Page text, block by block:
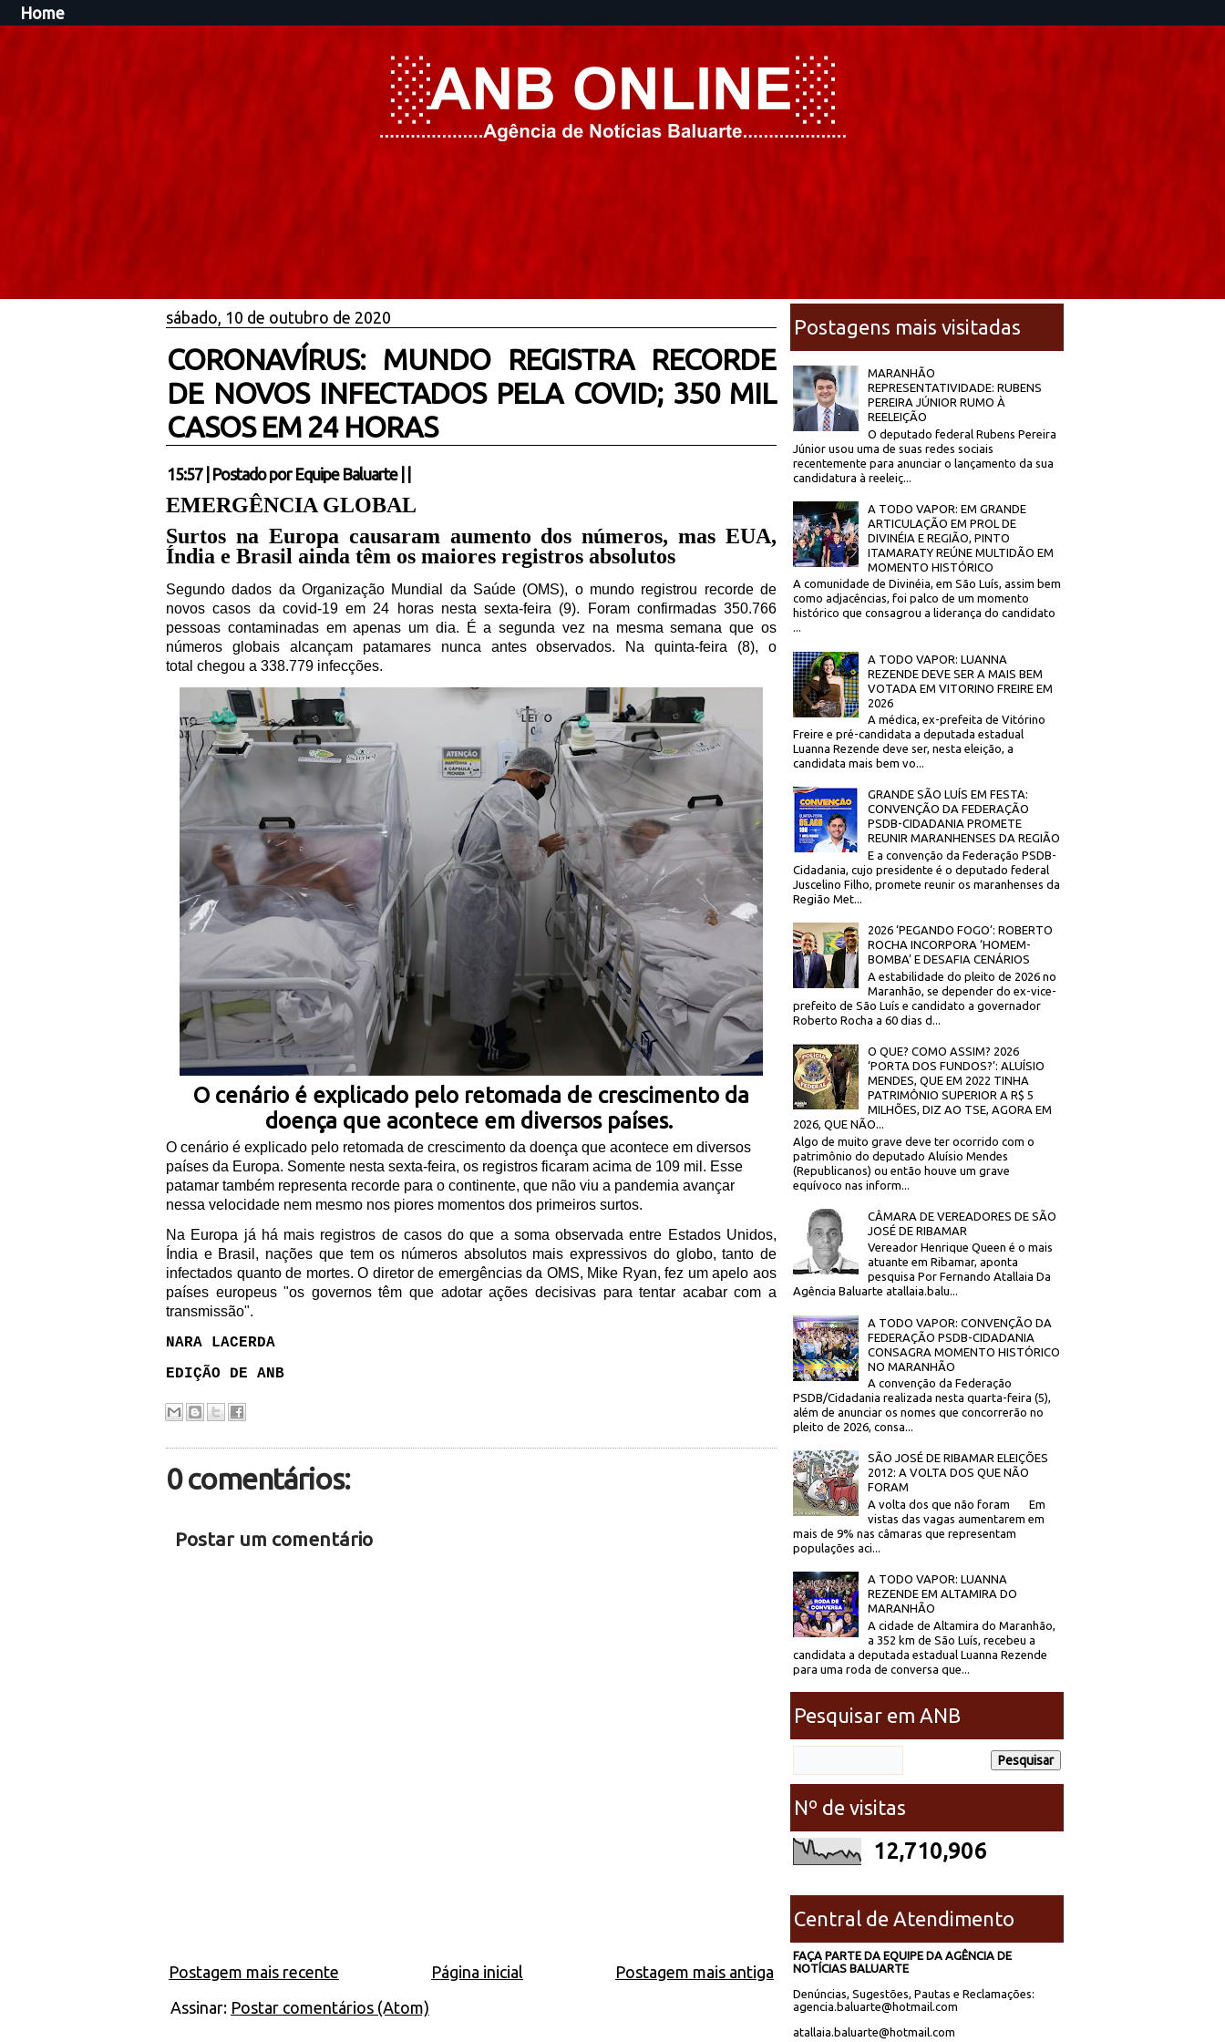
Home
sábado, 10 de outubro de 2020
CORONAVÍRUS: MUNDO REGISTRA RECORDE
DE NOVOS INFECTADOS PELA COVID; 350 MIL
CASOS EM 24 HORAS
15:57| Postado por Equipe Baluarte
EMERGÊNCIA GLOBAL
Surtos na Europa causaram aumento dos números, mas EUA,
Índia e Brasil ainda têm os maiores registros absolutos
Segundo dados da Organização Mundial da Saúde (OMS), o mundo registrou recorde de
novos casos da covid-19 em 24 horas nesta sexta-feira (9). Foram confirmadas 350.766
pessoas contaminadas em apenas um dia. É a segunda vez na mesma semana que os
números globais alcançam patamares nunca antes observados. Na quinta-feira (8), o
total chegou a 338.779 infecções.
O cenário é explicado pelo retomada de crescimento da
doença que acontece em diversos países.
O cenário é explicado pelo retomada de crescimento da doença que acontece em diversos
países da Europa. Somente nesta sexta-feira, os registros ficaram acima de 109 mil. Esse
patamar também representa recorde para o continente, que não viu a pandemia avançar
nessa velocidade nem mesmo nos piores momentos dos primeiros surtos.
Na Europa já há mais registros de casos do que a soma observada entre Estados Unidos,
Índia e Brasil, nações que tem os números absolutos mais expressivos do globo, tanto de
infectados quanto de mortes. O diretor de emergências da OMS, Mike Ryan, fez um apelo aos
países europeus "os governos têm que adotar ações decisivas para tentar acabar com a
transmissão".
NARA LACERDA
EDIÇÃO DE ANB
0 comentários:
Postar um comentário
Postagem mais recente Postagem mais antiga
Página inicial
Assinar: Postar comentários (Atom)
Postagens mais visitadas
MARANHÃO
REPRESENTATIVIDADE: RUBENS
PEREIRA JÚNIOR RUMO À
REELEIÇÃO
O deputado federal Rubens Pereira
Júnior usou uma de suas redes sociais
recentemente para anunciar o lançamento da sua
candidatura à reeleiç...
A TODO VAPOR: EM GRANDE
ARTICULAÇÃO EM PROL DE
DIVINÉIA E REGIÃO, PINTO
ITAMARATY REÚNE MULTIDÃO EM
MOMENTO HISTÓRICO
A comunidade de Divinéia, em São Luís, assim bem
como adjacências, foi palco de um momento
histórico que consagrou a liderança do candidato
...
A TODO VAPOR: LUANNA
REZENDE DEVE SER A MAIS BEM
VOTADA EM VITORINO FREIRE EM
2026
A médica, ex-prefeita de Vitórino
Freire e pré-candidata a deputada estadual
Luanna Rezende deve ser, nesta eleição, a
candidata mais bem vo...
GRANDE SÃO LUÍS EM FESTA:
CONVENÇÃO DA FEDERAÇÃO
PSDB-CIDADANIA PROMETE
REUNIR MARANHENSES DA REGIÃO
E a convenção da Federação PSDB-
Cidadania, cujo presidente é o deputado federal
Juscelino Filho, promete reunir os maranhenses da
Região Met...
2026 ‘PEGANDO FOGO’: ROBERTO
ROCHA INCORPORA ‘HOMEM-
BOMBA’ E DESAFIA CENÁRIOS
A estabilidade do pleito de 2026 no
Maranhão, se depender do ex-vice-
prefeito de São Luís e candidato a governador
Roberto Rocha a 60 dias d...
O QUE? COMO ASSIM? 2026
‘PORTA DOS FUNDOS?’: ALUÍSIO
MENDES, QUE EM 2022 TINHA
PATRIMÔNIO SUPERIOR A R$ 5
MILHÕES, DIZ AO TSE, AGORA EM
2026, QUE NÃO...
Algo de muito grave deve ter ocorrido com o
patrimônio do deputado Aluísio Mendes
(Republicanos) ou então houve um grave
equívoco nas inform...
CÂMARA DE VEREADORES DE SÃO
JOSÉ DE RIBAMAR
Vereador Henrique Queen é o mais
atuante em Ribamar, aponta
pesquisa Por Fernando Atallaia Da
Agência Baluarte atallaia.balu...
A TODO VAPOR: CONVENÇÃO DA
FEDERAÇÃO PSDB-CIDADANIA
CONSAGRA MOMENTO HISTÓRICO
NO MARANHÃO
A convenção da Federação
PSDB/Cidadania realizada nesta quarta-feira (5),
além de anunciar os nomes que concorrerão no
pleito de 2026, consa...
SÃO JOSÉ DE RIBAMAR ELEIÇÕES
2012: A VOLTA DOS QUE NÃO
FORAM
A volta dos que não foram Em
vistas das vagas aumentarem em
mais de 9% nas câmaras que representam
populações aci...
A TODO VAPOR: LUANNA
REZENDE EM ALTAMIRA DO
MARANHÃO
A cidade de Altamira do Maranhão,
a 352 km de São Luís, recebeu a
candidata a deputada estadual Luanna Rezende
para uma roda de conversa que...
Pesquisar em ANB
Nº de visitas
12,710,906
Central de Atendimento
FAÇA PARTE DA EQUIPE DA AGÊNCIA DE
NOTÍCIAS BALUARTE
Denúncias, Sugestões, Pautas e Reclamações:
agencia.baluarte@hotmail.com
atallaia.baluarte@hotmail.com